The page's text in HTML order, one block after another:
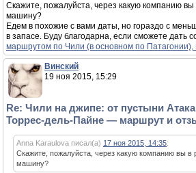
Скажите, пожалуйста, через какую компанию вы
машину?
Едем в похожие с вами даты, но гораздо с
в запасе. Буду благодарна, если сможете дать
маршрутом по Чили (в основном по Патагонии),
Винский
19 ноя 2015, 15:29
Re: Чили на джипе: от пустыни
Торрес-дель-Пайне — маршрут и
Anna Karaulova писал(а) 17 ноя 2015, 14:35:
Скажите, пожалуйста, через какую компанию вы в
машину?